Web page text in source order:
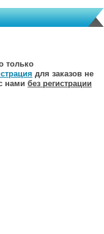
только
для заказов не
нами без регистрации